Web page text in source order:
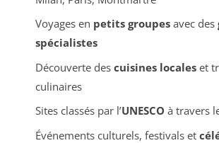
Voyages en petits groupesavec des
spécialistes
Découverte des cuisines localeset
culinaires
Sites classés par l’UNESCO à travers
Événements culturels, festivals et